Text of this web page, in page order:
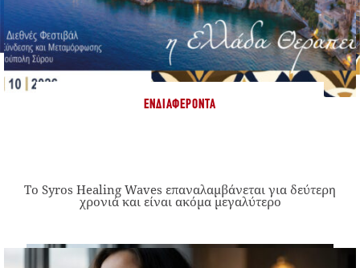
ΕΝΔΙΑΦΈΡΟΝΤΑ
Το Syros Healing Waves επαναλαμβάνεται για δεύτερη
χρονιά και είναι ακόμα μεγαλύτερο